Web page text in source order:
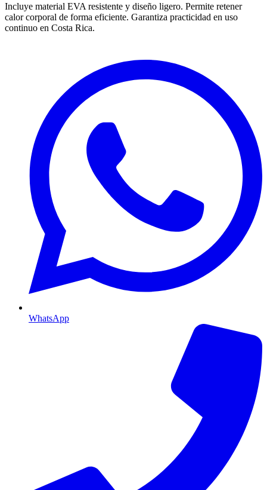
Incluye material EVA resistente y diseño ligero. Permite retener
calor corporal de forma eficiente. Garantiza practicidad en uso
continuo en Costa Rica.
WhatsApp